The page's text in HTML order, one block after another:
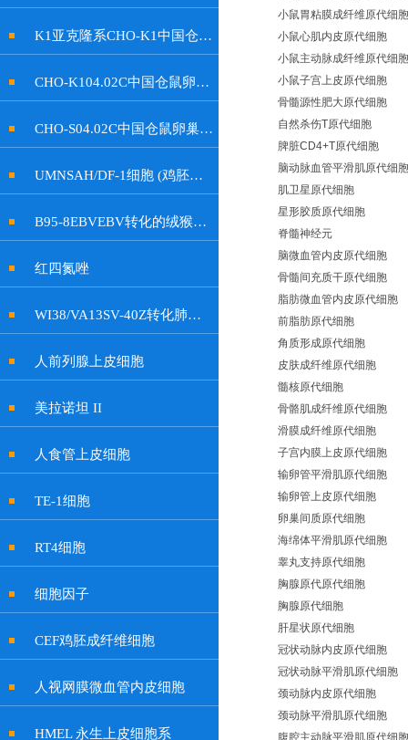
K1亚克隆系CHO-K1中国仓鼠卵巢细胞
CHO-K104.02C中国仓鼠卵巢细胞
CHO-S04.02C中国仓鼠卵巢细胞
UMNSAH/DF-1细胞 (鸡胚成纤维细胞)
B95-8EBVEBV转化的绒猴白细胞
红四氮唑
WI38/VA13SV-40Z转化肺成纤维细胞
人前列腺上皮细胞
美拉诺坦 II
人食管上皮细胞
TE-1细胞
RT4细胞
细胞因子
CEF鸡胚成纤维细胞
人视网膜微血管内皮细胞
HMEL 永生上皮细胞系
小鼠胃粘膜成纤维原代细胞
小鼠心肌内皮原代细胞
小鼠主动脉成纤维原代细胞
小鼠子宫上皮原代细胞
骨髓源性肥大原代细胞
自然杀伤T原代细胞
脾脏CD4+T原代细胞
脑动脉血管平滑肌原代细胞
肌卫星原代细胞
星形胶质原代细胞
脊髓神经元
脑微血管内皮原代细胞
骨髓间充质干原代细胞
脂肪微血管内皮原代细胞
前脂肪原代细胞
角质形成原代细胞
皮肤成纤维原代细胞
髓核原代细胞
骨骼肌成纤维原代细胞
滑膜成纤维原代细胞
子宫内膜上皮原代细胞
输卵管平滑肌原代细胞
输卵管上皮原代细胞
卵巢间质原代细胞
海绵体平滑肌原代细胞
睾丸支持原代细胞
胸腺原代原代细胞
胸腺原代细胞
肝星状原代细胞
冠状动脉内皮原代细胞
冠状动脉平滑肌原代细胞
颈动脉内皮原代细胞
颈动脉平滑肌原代细胞
腹腔主动脉平滑肌原代细胞